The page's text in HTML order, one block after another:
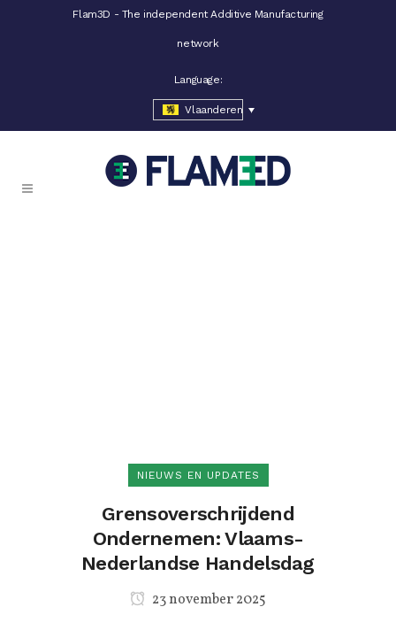
Flam3D - The independent Additive Manufacturing
network
Language:
Vlaanderen
NIEUWS EN UPDATES
Grensoverschrijdend
Ondernemen: Vlaams-
Nederlandse Handelsdag
23 november 2025